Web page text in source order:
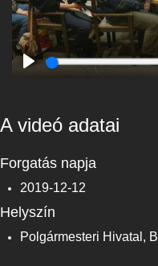
A videó adatai
Forgatás napja
2019-12-12
Helyszín
Polgármesteri Hivatal,